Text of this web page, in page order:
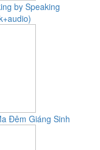
by Speaking
Đêm Giáng Sinh